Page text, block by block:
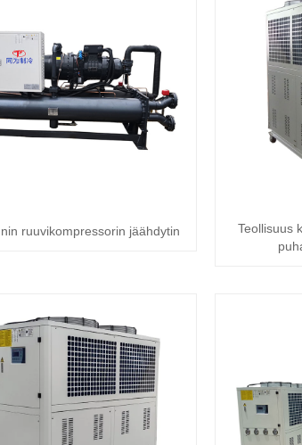
ruuvikompressorin jäähdytin
Teollisuus